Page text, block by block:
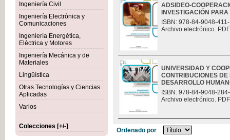
Ingeniería Civil
Ingeniería Electrónica y
Comunicaciones
Ingeniería Energética,
Eléctrica y Motores
Ingeniería Mecánica y de
Materiales
Lingüística
Otras Tecnologías y Ciencias
Aplicadas
Varios
Colecciones [+/-]
ADSIDEO-
INVESTIGACIÓN
ISBN: 978-84-9048-
Archivo electrónico.
UNIVERSIDAD Y
CONTRIBUCIONES
DESARROLLO
ISBN: 978-84-9048-
Archivo electrónico.
Ordenado por